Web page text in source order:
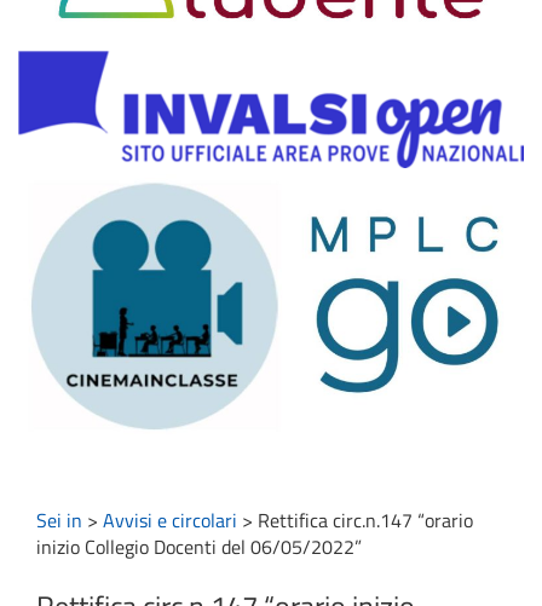
Sei in > Avvisi e circolari > Rettifica circ.n.147 “orario
inizio Collegio Docenti del 06/05/2022”